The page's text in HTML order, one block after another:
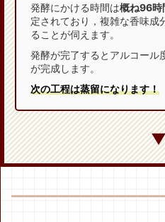
発酵にかける時間は概ね96時
定されており，複雑な香味成
ることが伺えます。
発酵が完了するとアルコール
が完成します。
次の工程は蒸留になります！